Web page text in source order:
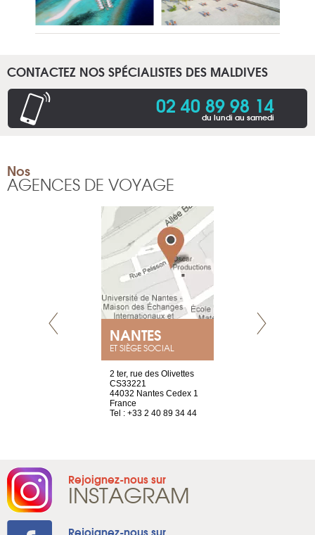
CONTACTEZ NOS SPÉCIALISTES DES MALDIVES
02 40 89 98 14
du lundi au samedi
Nos
AGENCES DE VOYAGE
NANTES
ET SIÈGE SOCIAL
2 ter, rue des Olivettes
CS33221
44032 Nantes Cedex 1
France
Tel : +33 2 40 89 34 44
Rejoignez-nous sur
INSTAGRAM
Rejoignez-nous sur